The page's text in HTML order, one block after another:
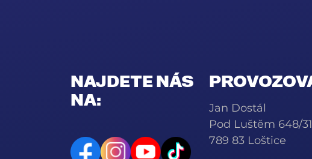
NAJDETE NÁS
NA:
Jan Dostál
Pod Luštěm 648/31
789 83 Loštice